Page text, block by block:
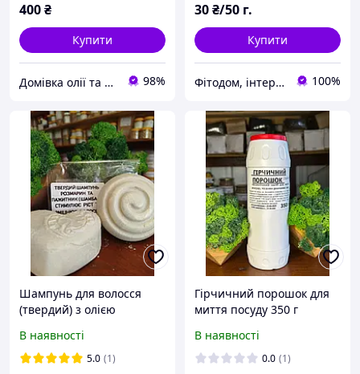
400₴
Купити
Домівка олії та меду 98%
30₴/50 г.
Купити
Фітодом, інтернет-магазин 100%
Шампунь для волосся
(твердий) з олією
В наявності
5.0 (1)
Гірчичний порошок для
миття посуду 350 г
В наявності
0.0 (1)